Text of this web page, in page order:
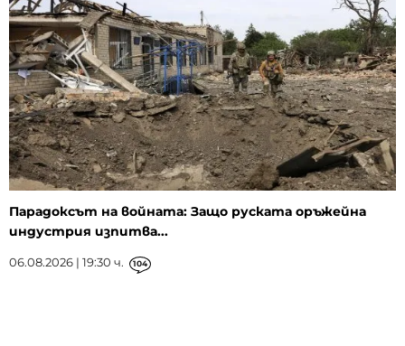
Парадоксът на войната: Защо руската оръжейна
индустрия изпитва...
06.08.2026 | 19:30 ч. 104